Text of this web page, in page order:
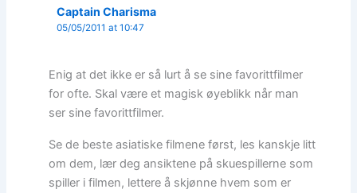
Captain Charisma
05/05/2011 at 10:47
Enig at det ikke er så lurt å se sine favorittfilmer
for ofte. Skal være et magisk øyeblikk når man
ser sine favorittfilmer.
Se de beste asiatiske filmene først, les kanskje litt
om dem, lær deg ansiktene på skuespillerne som
spiller i filmen, lettere å skjønne hvem som er